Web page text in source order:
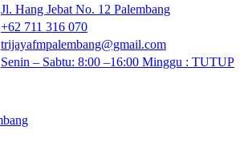
Jl. Hang Jebat No. 12 Palembang
+62 711 316 070
trijayafmpalembang@gmail.com
Senin – Sabtu: 8:00 –16:00 Minggu : TUTUP